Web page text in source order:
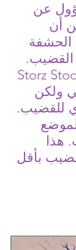
عن
أن
الحشفة
القضيب.
ولكن
للقضيب.
هذا
بأقل